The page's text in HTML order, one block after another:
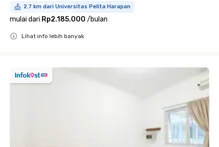
2.7 km dari Universitas Pelita Harapan
mulai dari Rp2.185.000 /bulan
Lihat info lebih banyak